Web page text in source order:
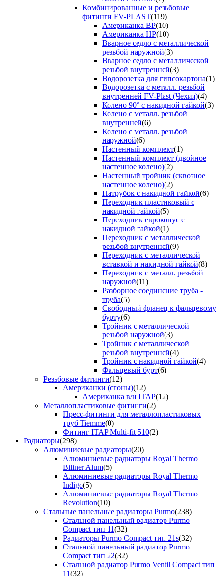
Комбинированные и резьбовые
фитинги FV-PLAST(119)
Американка ВР(10)
Американка НР(10)
Вварное седло с металлической
резьбой наружной(3)
Вварное седло с металлической
резьбой внутренней(3)
Водорозетка для гипсокартона(1)
Водорозетка с металл. резьбой
внутренней FV-Plast (Чехия)(4)
Колено 90° с накидной гайкой(3)
Колено с металл. резьбой
внутренней(6)
Колено с металл. резьбой
наружной(6)
Настенный комплект(1)
Настенный комплект (двойное
настенное колено)(2)
Настенный тройник (сквозное
настенное колено)(2)
Патрубок с накидной гайкой(6)
Переходник пластиковый с
накидной гайкой(5)
Переходник евроконус с
накидной гайкой(1)
Переходник с металлической
резьбой внутренней(9)
Переходник с металлической
вставкой и накидной гайкой(8)
Переходник с металл. резьбой
наружной(11)
Разборное соединение труба -
труба(5)
Свободный фланец к фальцевому
бурту(6)
Тройник с металлической
резьбой наружной(3)
Тройник с металлической
резьбой внутренней(4)
Тройник с накидной гайкой(4)
Фальцевый бурт(6)
Резьбовые фитинги(12)
Американки (сгоны)(12)
Американка в/н ITAP(12)
Металлопластиковые фитинги(2)
Пресс-фитинги для металлопластиковых
труб Tiemme(0)
Фитинг ITAP Multi-fit 510(2)
Радиаторы(298)
Алюминиевые радиаторы(20)
Алюминиевые радиаторы Royal Thermo
Biliner Alum(5)
Алюминиевые радиаторы Royal Thermo
Indigo(5)
Алюминиевые радиаторы Royal Thermo
Revolution(10)
Стальные панельные радиаторы Purmo(238)
Стальной панельный радиатор Purmo
Compact тип 11(32)
Радиаторы Purmo Compact тип 21s(32)
Стальной панельный радиатор Purmo
Compact тип 22(32)
Стальной радиатор Purmo Ventil Compact тип
11(32)